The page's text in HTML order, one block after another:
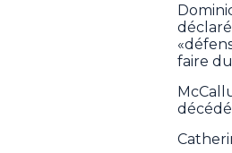
faire